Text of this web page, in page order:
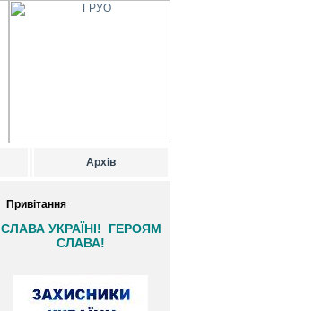
Архів
Привітання
СЛАВА УКРАЇНІ! ГЕРОЯМ
СЛАВА!